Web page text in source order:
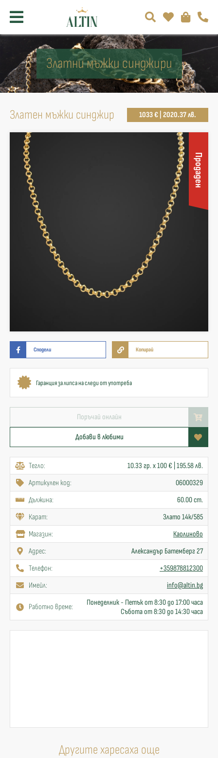
Златни мъжки синджири
Златен мъжки синджир 1033 € | 2020.37 лв.
Продаден
Сподели Копирай
Гаранция за липса на следи от употреба
Поръчай онлайн
Добави в любими
Тегло:
10.33 гр. x 100 € | 195.58 лв.
Артикулен код:
06000329
Дължина:
60.00 cm.
Карат:
Злато 14к/585
Mагазин:
Каолиново
Адрес:
Александър Батемберг 27
Телефон:
+359878812300
Имейл:
info@altin.bg
Работно време:
Понеделник - Петък от 8:30 до 17:00 часа
Събота от 8:30 до 14:30 часа
Другите харесаха още